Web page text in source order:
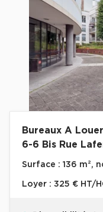
Bureaux A Louer
6-6 Bis Rue
Surface : 136 m²,
Loyer : 325 € HT/